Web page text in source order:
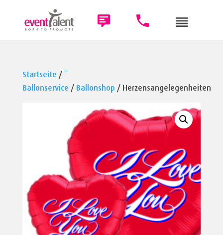
Startseite / *
Ballonservice / Ballonshop / Herzensangelegenheiten